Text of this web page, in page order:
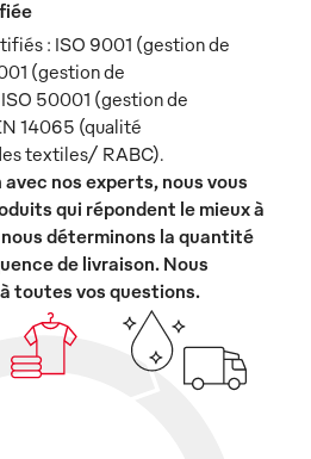
: ISO 9001 (gestion de
(gestion de
50001 (gestion de
14065 (qualité
textiles/ RABC).
nos experts, nous vous
qui répondent le mieux à
déterminons la quantité
de livraison. Nous
toutes vos questions.